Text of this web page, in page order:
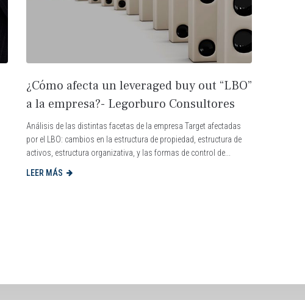
¿Cómo afecta un leveraged buy out “LBO”
a la empresa?- Legorburo Consultores
Análisis de las distintas facetas de la empresa Target afectadas
por el LBO: cambios en la estructura de propiedad, estructura de
activos, estructura organizativa, y las formas de control de...
LEER MÁS